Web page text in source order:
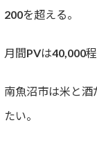
200を超える。
月間PVは40,000程
南魚沼市は米と
たい。